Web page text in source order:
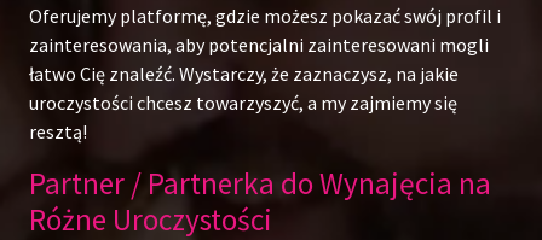
Oferujemy platformę, gdzie możesz pokazać swój profil i
zainteresowania, aby potencjalni zainteresowani mogli
łatwo Cię znaleźć. Wystarczy, że zaznaczysz, na jakie
uroczystości chcesz towarzyszyć, a my zajmiemy się
resztą!
Partner / Partnerka do Wynajęcia na
Różne Uroczystości